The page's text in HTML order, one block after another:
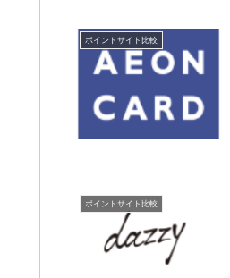
ポイントサイト比較
ポイントサイト比較